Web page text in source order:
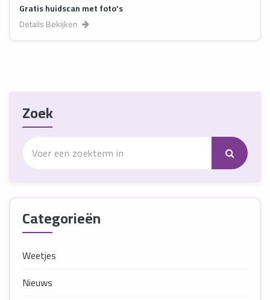
Gratis huidscan met foto's
Details Bekijken
Zoek
Categorieën
Weetjes
Nieuws